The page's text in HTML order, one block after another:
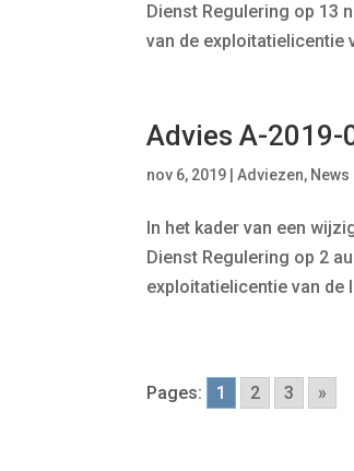
Dienst Regulering op 13
van de exploitatielicentie
Advies A-2019-
nov 6, 2019 |Adviezen, News
In het kader van een
Dienst Regulering op 2
exploitatielicentie van de
Pages: 1 2 3 »